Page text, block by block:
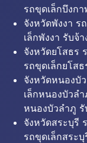
รถขุดเล็กบึงก
จังหวัดพังงา ร
เล็กพังงา รับจ้
จังหวัดยโสธร
รถขุดเล็กยโส
จังหวัดหนองบั
เล็กหนองบัวล
หนองบัวลำภู
จังหวัดสระบุรี
รถขุดเล็กสระ